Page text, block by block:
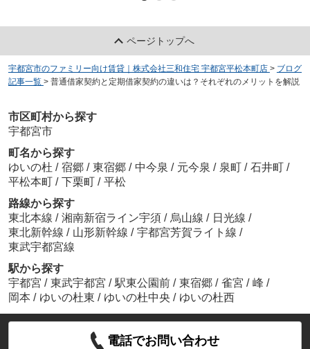
ページトップへ
宇都宮市のファミリー向け賃貸｜株式会社三和住宅 宇都宮平松本町店 > ブログ
記事一覧 > 普通借家契約と定期借家契約の違いは？それぞれのメリットを解説
市区町村から探す
宇都宮市
町名から探す
ゆいの杜 / 宿郷 / 東宿郷 / 中今泉 / 元今泉 / 泉町 / 石井町 /
平松本町 / 下栗町 / 平松
路線から探す
東北本線 / 湘南新宿ライン宇須 / 烏山線 / 日光線 /
東北新幹線 / 山形新幹線 / 宇都宮芳賀ライト線 /
東武宇都宮線
駅から探す
宇都宮 / 東武宇都宮 / 駅東公園前 / 東宿郷 / 雀宮 / 峰 /
岡本 / ゆいの杜東 / ゆいの杜中央 / ゆいの杜西
電話でお問い合わせ